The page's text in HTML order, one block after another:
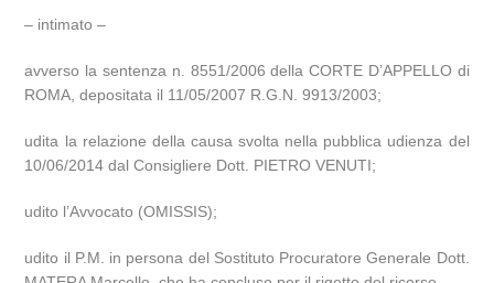
– intimato –
avverso la sentenza n. 8551/2006 della CORTE D’APPELLO di
ROMA, depositata il 11/05/2007 R.G.N. 9913/2003;
udita la relazione della causa svolta nella pubblica udienza del
10/06/2014 dal Consigliere Dott. PIETRO VENUTI;
udito l’Avvocato (OMISSIS);
udito il P.M. in persona del Sostituto Procuratore Generale Dott.